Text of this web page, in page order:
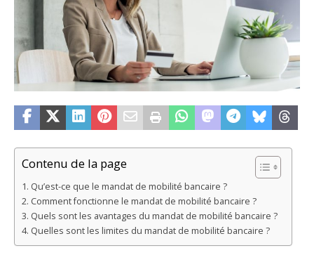
Contenu de la page
Qu’est-ce que le mandat de mobilité bancaire ?
Comment fonctionne le mandat de mobilité bancaire ?
Quels sont les avantages du mandat de mobilité bancaire ?
Quelles sont les limites du mandat de mobilité bancaire ?